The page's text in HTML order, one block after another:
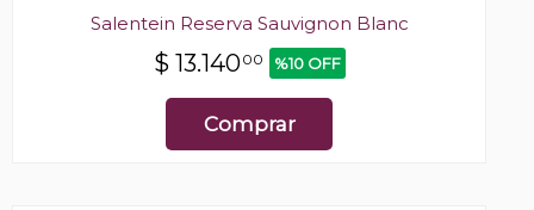
Salentein Reserva Sauvignon Blanc
$ 13.14000 %10 OFF
Comprar